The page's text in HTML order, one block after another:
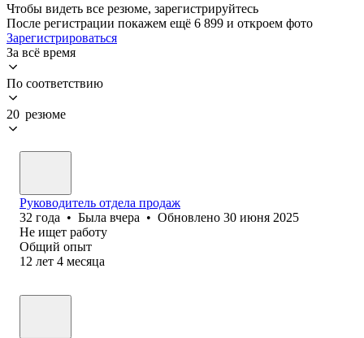
Чтобы видеть все резюме, зарегистрируйтесь
После регистрации покажем ещё 6 899 и откроем фото
Зарегистрироваться
За всё время
По соответствию
20 резюме
Руководитель отдела продаж
32 года • Была вчера • Обновлено 30 июня 2025
Не ищет работу
Общий опыт
12 лет 4 месяца